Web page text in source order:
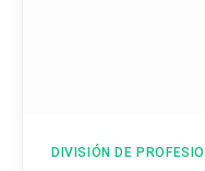
DIVISIÓN DE